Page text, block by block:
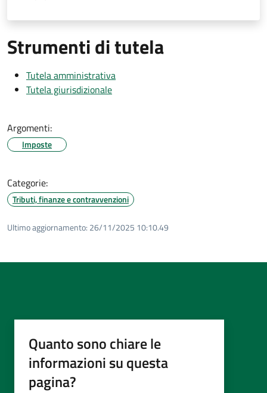
Strumenti di tutela
Tutela amministrativa
Tutela giurisdizionale
Argomenti:
Imposte
Categorie:
Tributi, finanze e contravvenzioni
Ultimo aggiornamento: 26/11/2025 10:10.49
Quanto sono chiare le
informazioni su questa
pagina?